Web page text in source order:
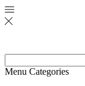
Zone
de
Menu Categories